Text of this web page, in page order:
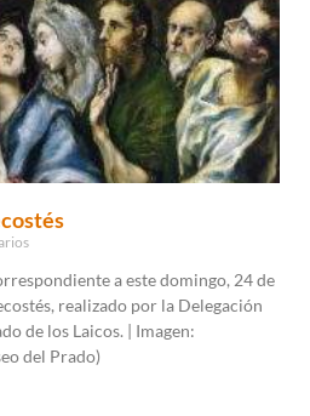
a este domingo, 24 de
realizado por la Delegación
de los Laicos. | Imagen:
del Prado)